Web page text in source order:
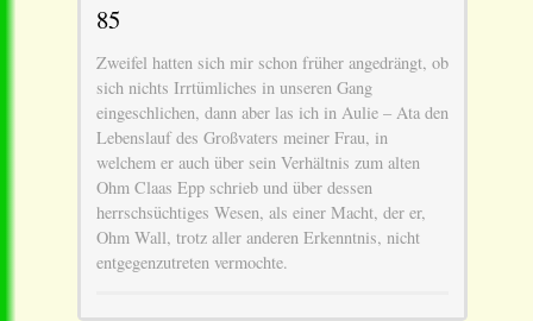
85
Zweifel hatten sich mir schon früher angedrängt, ob
sich nichts Irrtümliches in unseren Gang
eingeschlichen, dann aber las ich in Aulie – Ata den
Lebenslauf des Großvaters meiner Frau, in
welchem er auch über sein Verhältnis zum alten
Ohm Claas Epp schrieb und über dessen
herrschsüchtiges Wesen, als einer Macht, der er,
Ohm Wall, trotz aller anderen Erkenntnis, nicht
entgegenzutreten vermochte.